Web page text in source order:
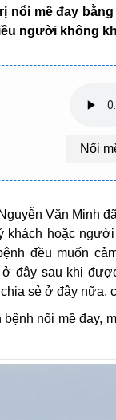
nổi mề đay
người không
Nổi
Văn Minh
khách hoặc
đều muốn
đây sau khi
sẻ ở đây nữa,
nổi mề đay,